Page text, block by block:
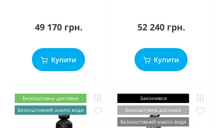
49 170 грн.
Купити
52 240 грн.
Купити
Безкоштовна доставка
Безкоштовний аналіз води
Закінчився
Безкоштовна доставка
Безкоштовний аналіз води